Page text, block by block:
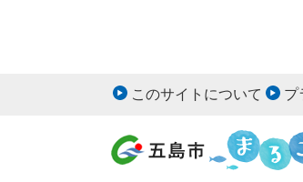
このサイトについて プ